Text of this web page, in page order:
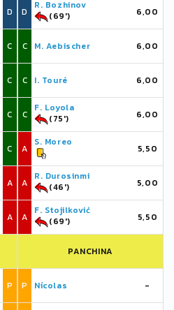
D
C
C
C
C
A
A
P
D
R. Bozhinov
(69')
6,00
C M. Aebischer 6,00
C I. Touré 6,00
C
F. Loyola
(75')
6,00
A
S. Moreo
5,50
A
R. Durosinmi
(46')
5,00
A
F. Stojilković
(69')
5,50
PANCHINA
P Nícolas -